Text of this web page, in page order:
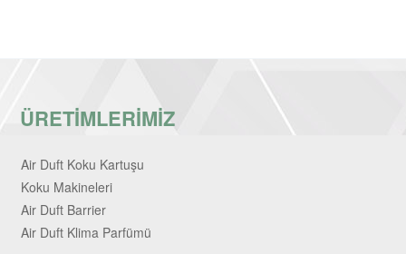
ÜRETİMLERİMİZ
Air Duft Koku Kartuşu
Koku Makineleri
Air Duft Barrier
Air Duft Klima Parfümü